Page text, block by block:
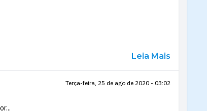
Leia Mais
Terça-feira, 25 de ago de 2020 - 03:02